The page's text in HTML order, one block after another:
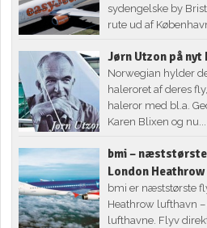
sydengelske by
rute ud af
Jørn Utzon på
Norwegian hylder
haleroret af deres
haleror med bl.a.
Karen Blixen og nu...
bmi –
London Heathrow
bmi er næststørste
Heathrow lufthavn
lufthavne. Flyv